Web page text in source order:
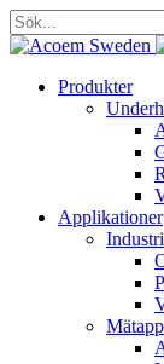
Sök
efter:
Produkter
Applikationer